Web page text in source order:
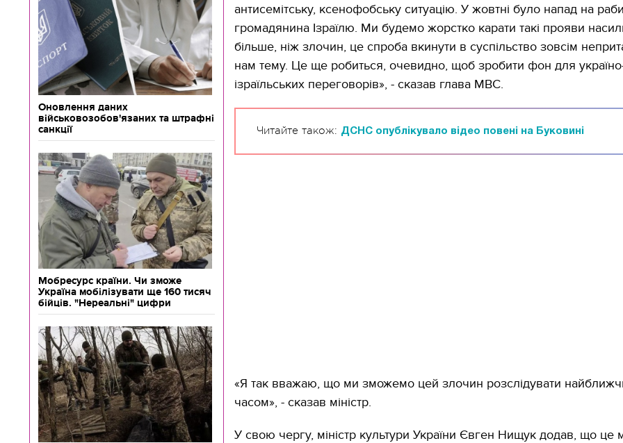
Оновлення даних
військовозобов'язаних та штрафні
санкції
Мобресурс країни. Чи зможе
Україна мобілізувати ще 160 тисяч
бійців. "Нереальні" цифри
антисемітську, ксенофобську ситуацію. У жовтні було напад на
громадянина Ізраїлю. Ми будемо жорстко карати такі прояви
більше, ніж злочин, це спроба вкинути в суспільство зовсім
нам тему. Це ще робиться, очевидно, щоб зробити фон для
ізраїльських переговорів», - сказав глава МВС.
Читайте також: ДСНС опублікувало відео повені на Буковині
«Я так вв­ажаю, що ми зможемо ц­ей злочин розслідуват­и
часом», ­- сказав міністр.
У свою чергу, міністр культури України Євген Нищук додав, що це